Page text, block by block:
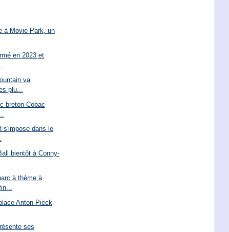
à Movie Park, un
en 2023 et
va
plu...
breton Cobac
s'impose dans le
bientôt à Conny-
à thème à
Anton Pieck
ses